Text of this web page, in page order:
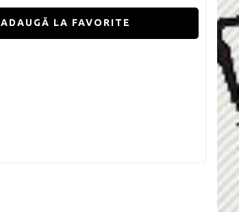
ADAUGĂ LA FAVORITE